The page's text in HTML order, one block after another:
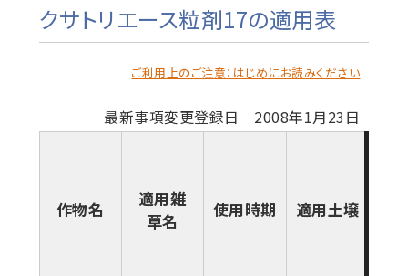
クサトリエース粒剤17の適用表
ご利用上のご注意：はじめにお読みください
最新事項変更登録日 2008年1月23日
作物名
適用雑
草名
使用時期 適用土壌